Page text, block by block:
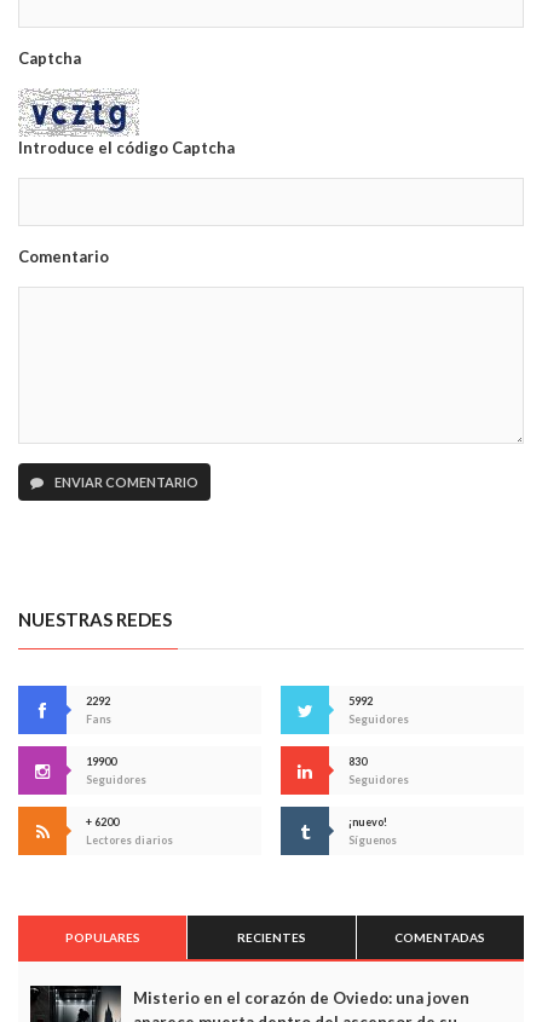
Captcha
Introduce el código Captcha
Comentario
ENVIAR COMENTARIO
NUESTRAS REDES
2292
Fans
5992
Seguidores
19900
Seguidores
830
Seguidores
+ 6200
Lectores diarios
¡nuevo!
Síguenos
POPULARES RECIENTES COMENTADAS
Misterio en el corazón de Oviedo: una joven